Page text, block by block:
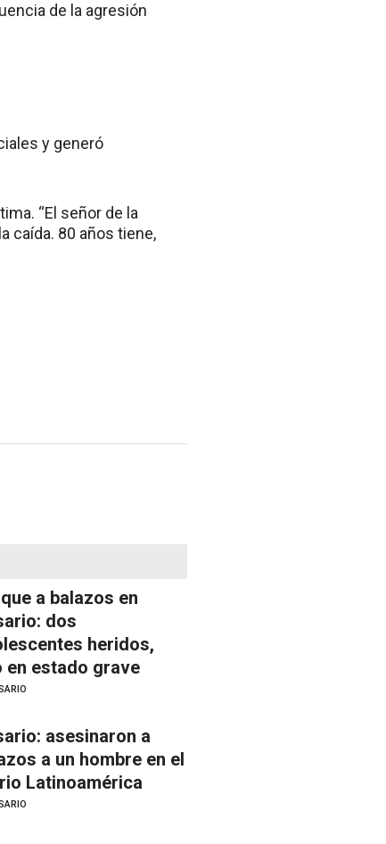
de la agresión
y generó
“El señor de la
caída. 80 años tiene,
a balazos en
dos
heridos,
en estado grave
asesinaron a
a un hombre en el
Latinoamérica